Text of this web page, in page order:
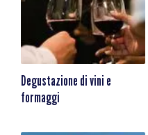
Degustazione di vini e
formaggi